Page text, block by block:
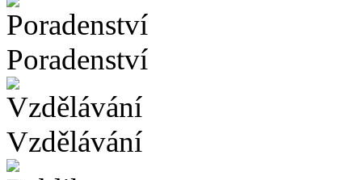
Poradenství
Vzdělávání